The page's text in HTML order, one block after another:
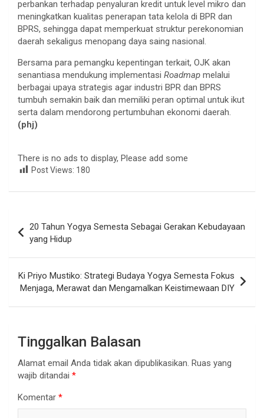
perbankan terhadap penyaluran kredit untuk level mikro dan
meningkatkan kualitas penerapan tata kelola di BPR dan
BPRS, sehingga dapat memperkuat struktur perekonomian
daerah sekaligus menopang daya saing nasional.
Bersama para pemangku kepentingan terkait, OJK akan
senantiasa mendukung implementasi Roadmap melalui
berbagai upaya strategis agar industri BPR dan BPRS
tumbuh semakin baik dan memiliki peran optimal untuk ikut
serta dalam mendorong pertumbuhan ekonomi daerah.
(phj)
There is no ads to display, Please add some
Post Views: 180
pos
20 Tahun Yogya Semesta Sebagai Gerakan Kebudayaan
yang Hidup
Ki Priyo Mustiko: Strategi Budaya Yogya Semesta Fokus
Menjaga, Merawat dan Mengamalkan Keistimewaan DIY
Tinggalkan Balasan
Alamat email Anda tidak akan dipublikasikan. Ruas yang
wajib ditandai *
Komentar *